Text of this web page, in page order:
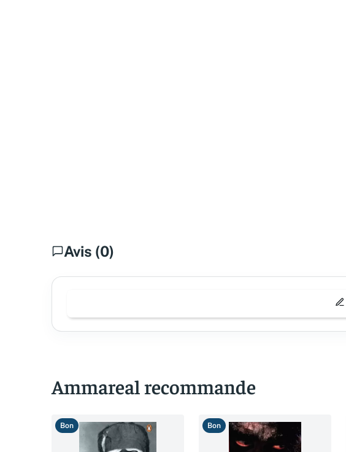
Avis (0)
Ammareal recommande
Bon Bon